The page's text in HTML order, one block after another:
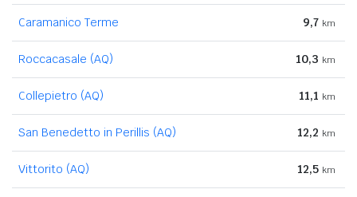
Caramanico Terme 9,7 km
Roccacasale (AQ) 10,3 km
Collepietro (AQ) 11,1 km
San Benedetto in Perillis (AQ) 12,2 km
Vittorito (AQ) 12,5 km